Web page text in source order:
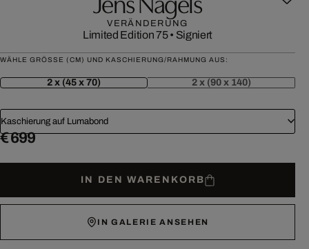
VERÄNDERUNG
Limited Edition 75• Signiert
WÄHLE GRÖSSE (CM) UND KASCHIERUNG/RAHMUNG AUS:
2 x (45 x 70) 2 x (90 x 140)
Kaschierung auf Lumabond
€ 699
IN DEN WARENKORB
IN GALERIE ANSEHEN